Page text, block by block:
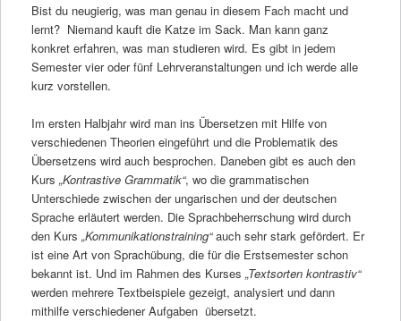
Bist du neugierig, was man genau in diesem Fach macht und
lernt? Niemand kauft die Katze im Sack. Man kann ganz
konkret erfahren, was man studieren wird. Es gibt in jedem
Semester vier oder fünf Lehrveranstaltungen und ich werde alle
kurz vorstellen.
Im ersten Halbjahr wird man ins Übersetzen mit Hilfe von
verschiedenen Theorien eingeführt und die Problematik des
Übersetzens wird auch besprochen. Daneben gibt es auch den
Kurs „Kontrastive Grammatik“, wo die grammatischen
Unterschiede zwischen der ungarischen und der deutschen
Sprache erläutert werden. Die Sprachbeherrschung wird durch
den Kurs „Kommunikationstraining“auch sehr stark gefördert. Er
ist eine Art von Sprachübung, die für die Erstsemester schon
bekannt ist. Und im Rahmen des Kurses „Textsorten kontrastiv“
werden mehrere Textbeispiele gezeigt, analysiert und dann
mithilfe verschiedener Aufgaben übersetzt.